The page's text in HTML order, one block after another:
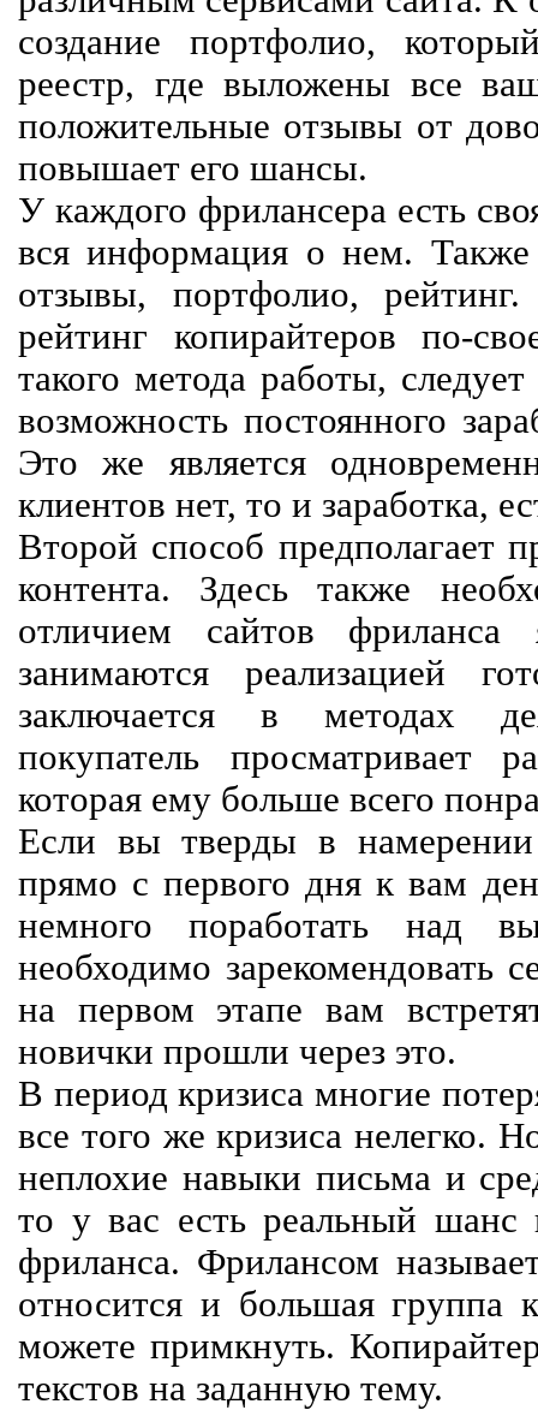
создание портфолио,
реестр, где выложены все
положительные отзывы от
повышает его шансы.
У каждого фрилансера есть
вся информация о нем. Также
отзывы, портфолио,
рейтинг копирайтеров по-
такого метода работы,
возможность постоянного
Это же является
клиентов нет, то и заработка,
Второй способ предполагает
контента. Здесь также
отличием сайтов
занимаются реализацией
заключается в методах
покупатель просматривает
которая ему больше всего
Если вы тверды в
прямо с первого дня к вам
немного поработать над
необходимо зарекомендовать
на первом этапе вам
новички прошли через это.
В период кризиса многие
все того же кризиса нелегко.
неплохие навыки письма и
то у вас есть реальный шанс
фриланса. Фрилансом
относится и большая группа
можете примкнуть.
текстов на заданную тему.